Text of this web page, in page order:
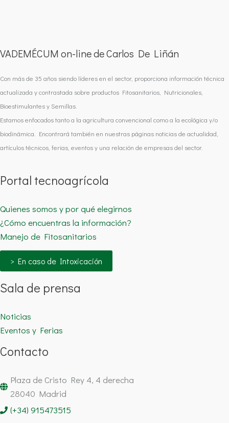
VADEMÉCUM on-line de Carlos De Liñán
Con más de 35 años siendo líderes en el sector, proporciona información técnica
actualizada y contrastada sobre productos Fitosanitarios, Nutricionales,
Bioestimulantes y Semillas.
Estamos enfocados tanto a la agricultura convencional como a la ecológica y/o
biodinámica. Encontrará también en nuestras páginas noticias de actualidad,
artículos técnicos, ferias, eventos y una relación de empresas del sector.
Portal tecnoagrícola
Quienes somos y por qué elegirnos
¿Cómo encuentras la información?
Manejo de Fitosanitarios
> En caso de Intoxicación
Sala de prensa
Noticias
Eventos y Ferias
Contacto
Plaza de Cristo Rey 4, 4 derecha
28040 Madrid
(+34) 915473515